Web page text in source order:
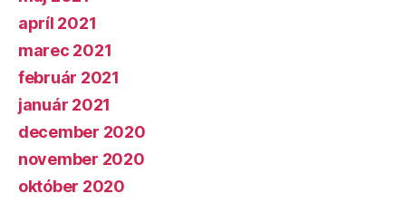
apríl 2021
marec 2021
február 2021
január 2021
december 2020
november 2020
október 2020